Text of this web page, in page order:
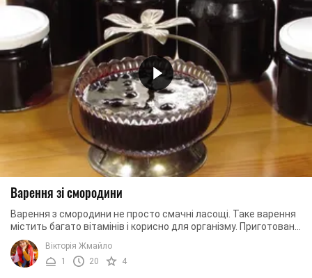
Варення зі смородини
Варення з смородини не просто смачні ласощі. Таке варення
містить багато вітамінів і корисно для організму. Приготоване
за нашим рецептом, варення ...
Вікторія Жмайло
1
20 4